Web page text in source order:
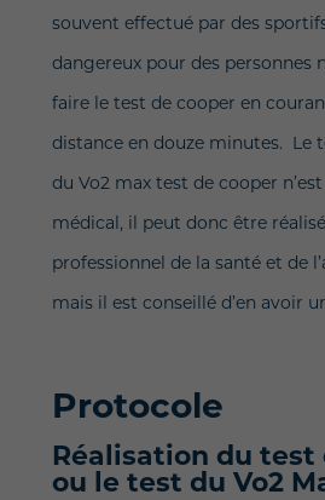
souvent effectué par des
dangereux pour des personnes
faire le test de cooper en
distance en douze minutes. Le
du Vo2 max test de cooper
médical, il peut donc être
professionnel de la santé et de
mais il est conseillé d’en avoir
Protocole
Réalisation du test
ou le test du Vo2